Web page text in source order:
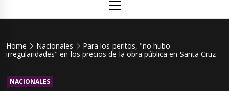
Menu
Home Nacionales
Para los peritos, "no hubo
irregularidades" en los precios de la obra pública en Santa Cruz
NACIONALES